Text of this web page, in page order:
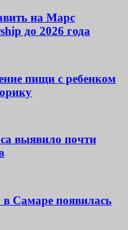
на Марс
до 2026 года
пищи с ребенком
выявило почти
Самаре появилась